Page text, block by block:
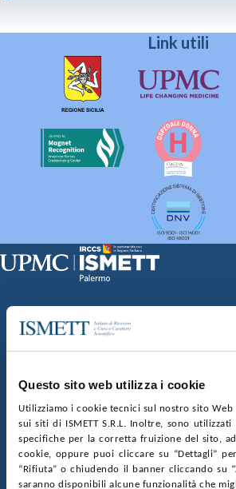
Questo sito web utilizza i cookie
Utilizziamo i cookie tecnici sul nostro sito
sui siti di ISMETT S.R.L. Inoltre, sono
specifiche per la corretta fruizione del sito,
cookie, oppure puoi cliccare su “Dettagli”
“Rifiuta” o chiudendo il banner cliccando su
saranno disponibili alcune funzionalità che
Link utili
Via Discesa dei Giudici 4 90133 Palermo
nr. REA PA-201818 P.I. 04544550827
SOCIETÀ TRASPARENTE
GARE E CONTRATTIPRIVACY
SOSTIENICIMAPPA DEL SITO
CONTATTI